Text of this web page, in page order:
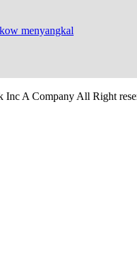
menyangkal
A Company All Right